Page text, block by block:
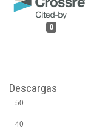
0
Descargas